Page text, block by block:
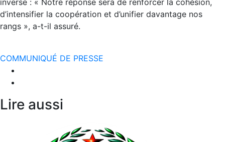
inverse : « Notre réponse sera de renforcer la cohésion,
d’intensifier la coopération et d’unifier davantage nos
rangs », a-t-il assuré.
COMMUNIQUÉ DE PRESSE
Lire aussi